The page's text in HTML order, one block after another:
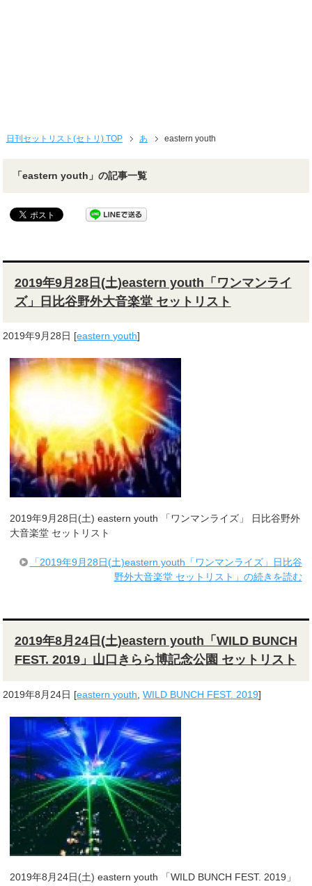
日刊セットリスト(セトリ) TOP あ eastern youth
「eastern youth」の記事一覧
2019年9月28日(土)eastern youth「ワンマンライ
ズ」日比谷野外大音楽堂 セットリスト
2019年9月28日 [eastern youth]
2019年9月28日(土) eastern youth 「ワンマンライズ」 日比谷野外
大音楽堂 セットリスト
「2019年9月28日(土)eastern youth「ワンマンライズ」日比谷
野外大音楽堂 セットリスト」の続きを読む
2019年8月24日(土)eastern youth「WILD BUNCH
FEST. 2019」山口きらら博記念公園 セットリスト
2019年8月24日 [eastern youth ,WILD BUNCH FEST. 2019]
2019年8月24日(土) eastern youth 「WILD BUNCH FEST. 2019」